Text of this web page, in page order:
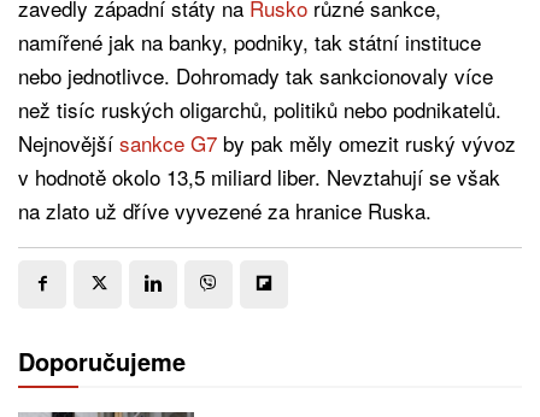
zavedly západní státy na Rusko různé sankce,
namířené jak na banky, podniky, tak státní instituce
nebo jednotlivce. Dohromady tak sankcionovaly více
než tisíc ruských oligarchů, politiků nebo podnikatelů.
Nejnovější sankce G7 by pak měly omezit ruský vývoz
v hodnotě okolo 13,5 miliard liber. Nevztahují se však
na zlato už dříve vyvezené za hranice Ruska.
Doporučujeme